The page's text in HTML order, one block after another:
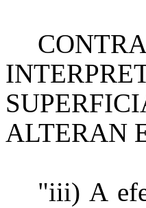
ALTERAN
"iii) A